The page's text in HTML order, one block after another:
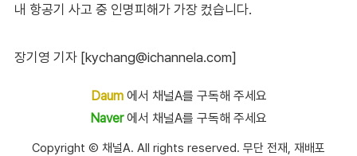
내 항공기 사고 중 인명피해가 가장 컸습니다.
장기영 기자 [kychang@ichannela.com]
Daum에서 채널A를 구독해 주세요
Naver에서 채널A를 구독해 주세요
Copyright Ⓒ 채널A. All rights reserved. 무단 전재, 재배포